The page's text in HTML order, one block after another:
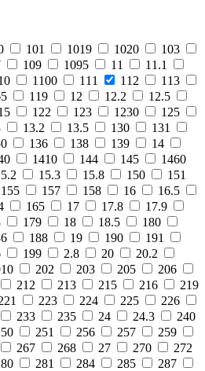
101 1019 1020
103
109 1095 11
11.1
1100 111 112
113
119 12 12.2
12.5
122 123 1230
125
13.2 13.5 130
131
136 138 139
14
1410 144 145
1460
15.3 15.8 150
151
155 157 158 16
16.5
165 17 17.8
17.9
179 18 18.5
180
188 19 190
191
199 2.8 20
20.2
202 203 205
206
212 213 215 216
219
223 224 225
226
233 235 24 24.3
240
251 256 257
259
267 268 27 270
272
281 284 285
287